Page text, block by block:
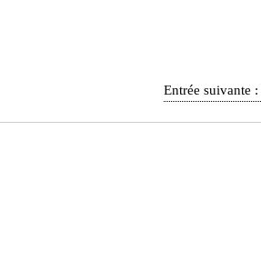
Entrée suivante :